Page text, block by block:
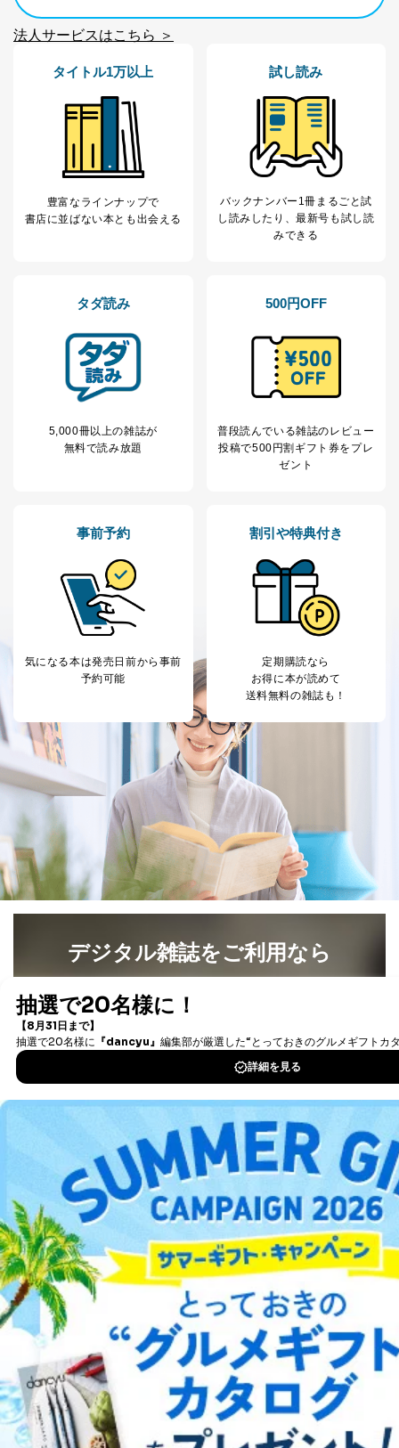
法人サービスはこちら ＞
タイトル1万以上
豊富なラインナップで
書店に並ばない本とも出会える
試し読み
バックナンバー1冊まるごと試
し読み したり、最新号も試し読
みできる
タダ読み
5,000冊以上の雑誌が
無料で読み放題
500円OFF
普段読んでいる雑誌のレビュー
投稿で500円割ギフト券をプレ
ゼント
事前予約
気になる本は発売日前から事前
予約可能
割引や特典付き
定期購読なら
お得に本が読めて
送料無料の雑誌も！
デジタル雑誌をご利用なら
書籍）が無料で読み放題！
DOWNLOAD FOR IOS
DOWNLOAD FOR ANDROID
ご利用方法はこちら
総合案内
アフィリエイト 採用情報
プレスリリース お問い合わせ
利用規約プライバシーポリシー 特定商取引法に基づく表示
出版社の皆様へ
投資家の皆様へサイトマップ